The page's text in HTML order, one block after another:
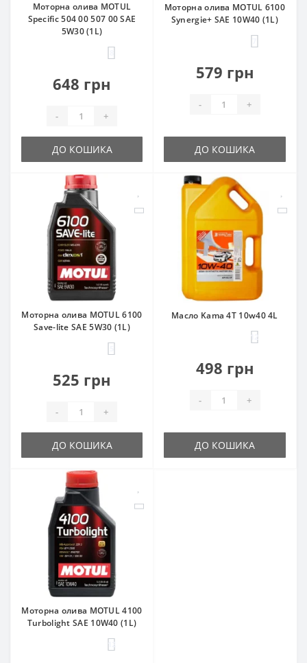
Моторна олива MOTUL
Specific 504 00 507 00 SAE
5W30 (1L)
648 грн
- +
ДО КОШИКА
Моторна олива MOTUL 6100
Synergie+ SAE 10W40 (1L)
579 грн
- +
ДО КОШИКА
Моторна олива MOTUL 6100
Save-lite SAE 5W30 (1L)
525 грн
- +
ДО КОШИКА
Масло Kama 4T 10w40 4L
12
498 грн
- +
ДО КОШИКА
Моторна олива MOTUL 4100
Turbolight SAE 10W40 (1L)
12